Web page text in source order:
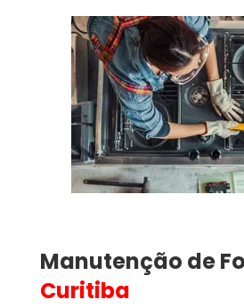
Manutenção de
Curitiba